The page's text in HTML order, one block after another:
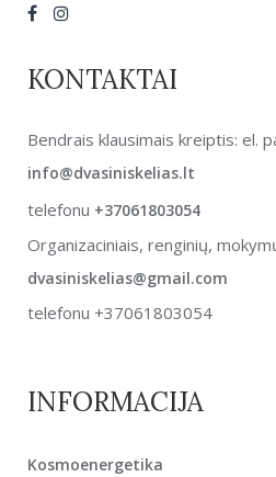
KONTAKTAI
Bendrais klausimais kreiptis: el.
info@dvasiniskelias.lt
telefonu +37061803054
Organizaciniais, renginių,
dvasiniskelias@gmail.com
telefonu +37061803054
INFORMACIJA
Kosmoenergetika